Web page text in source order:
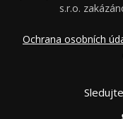
s.r.o.
Ochrana osobních